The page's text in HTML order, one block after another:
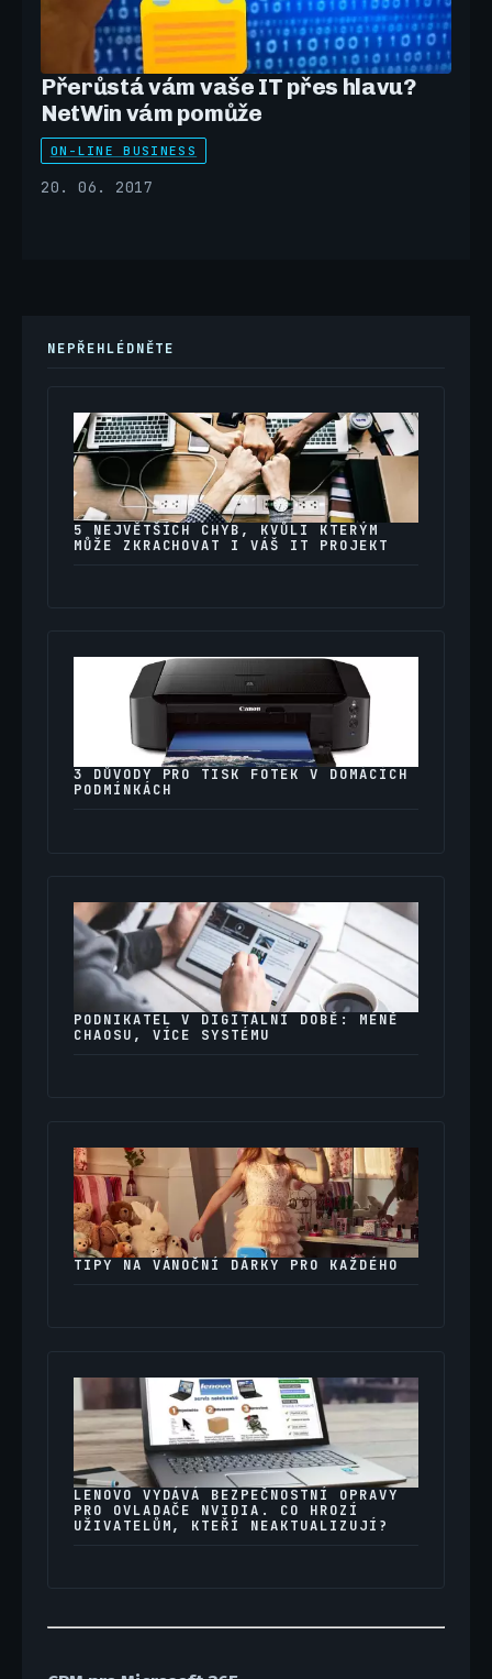
Přerůstá vám vaše IT přes hlavu?
NetWin vám pomůže
ON-LINE BUSINESS
20. 06. 2017
NEPŘEHLÉDNĚTE
5 NEJVĚTŠÍCH CHYB, KVŮLI KTERÝM
MŮŽE ZKRACHOVAT I VÁŠ IT PROJEKT
3 DŮVODY PRO TISK FOTEK V DOMÁCÍCH
PODMÍNKÁCH
PODNIKATEL V DIGITÁLNÍ DOBĚ: MÉNĚ
CHAOSU, VÍCE SYSTÉMU
TIPY NA VÁNOČNÍ DÁRKY PRO KAŽDÉHO
LENOVO VYDÁVÁ BEZPEČNOSTNÍ OPRAVY
PRO OVLADAČE NVIDIA. CO HROZÍ
UŽIVATELŮM, KTEŘÍ NEAKTUALIZUJÍ?